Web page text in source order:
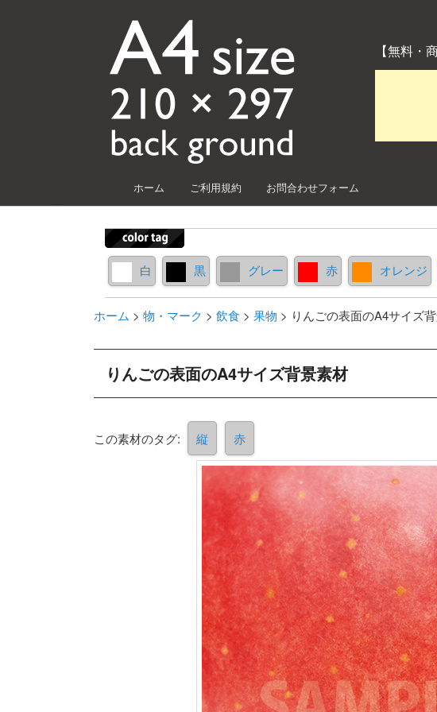
【無料
メインコンテンツへ移動
サブコンテンツへ移動
ホーム ご利用規約 お問合わせフォーム
白 黒 グレー 赤 オレンジ
ホーム > 物・マーク > 飲食 > 果物 > りんごの表面のA4サイズ
りんごの表面のA4サイズ背景素材
この素材のタグ: 縦 赤